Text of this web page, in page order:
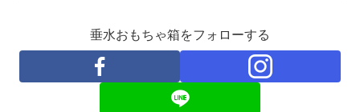
垂水おもちゃ箱をフォローする